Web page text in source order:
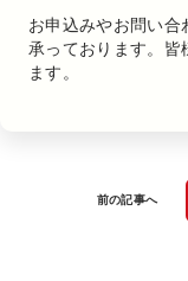
お申込みやお問い合
承っております。皆
ます。
前の記事へ